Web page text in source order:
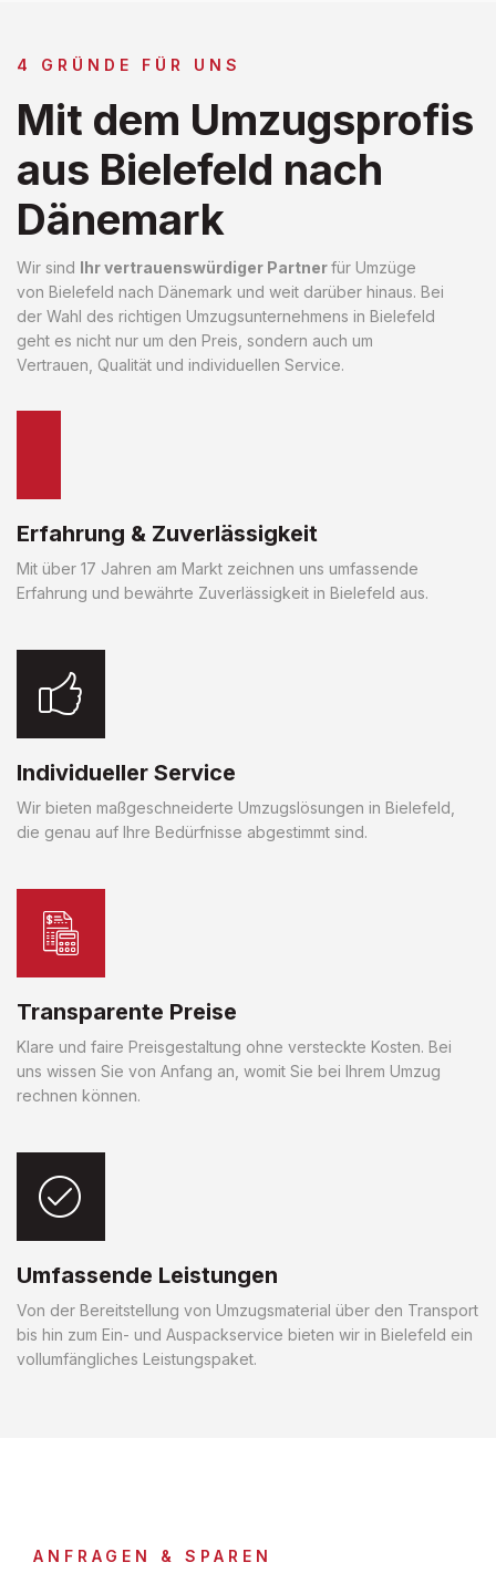
4 GRÜNDE FÜR UNS
Mit dem Umzugsprofis
aus Bielefeld nach
Dänemark
Wir sind Ihr vertrauenswürdiger Partnerfür Umzüge
von Bielefeld nach Dänemark und weit darüber hinaus. Bei
der Wahl des richtigen Umzugsunternehmens in Bielefeld
geht es nicht nur um den Preis, sondern auch um
Vertrauen, Qualität und individuellen Service.
Erfahrung & Zuverlässigkeit
Mit über 17 Jahren am Markt zeichnen uns umfassende
Erfahrung und bewährte Zuverlässigkeit in Bielefeld aus.
Individueller Service
Wir bieten maßgeschneiderte Umzugslösungen in Bielefeld,
die genau auf Ihre Bedürfnisse abgestimmt sind.
Transparente Preise
Klare und faire Preisgestaltung ohne versteckte Kosten. Bei
uns wissen Sie von Anfang an, womit Sie bei Ihrem Umzug
rechnen können.
Umfassende Leistungen
Von der Bereitstellung von Umzugsmaterial über den Transport
bis hin zum Ein- und Auspackservice bieten wir in Bielefeld ein
vollumfängliches Leistungspaket.
ANFRAGEN & SPAREN